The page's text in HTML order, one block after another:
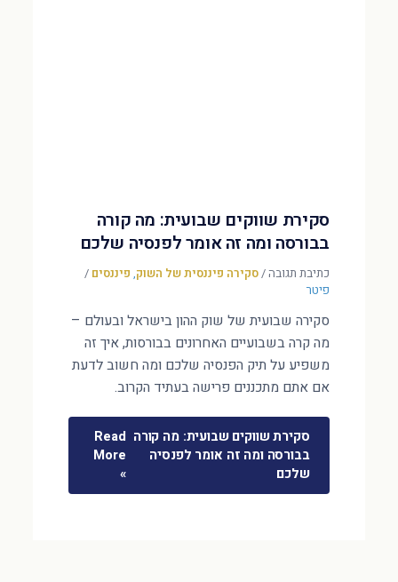
סקירת שווקים שבועית: מה קורה
בבורסה ומה זה אומר לפנסיה שלכם
כתיבת תגובה/סקירה פיננסית של השוק, פיננסים /
פיטר
סקירה שבועית של שוק ההון בישראל ובעולם –
מה קרה בשבועיים האחרונים בבורסות, איך זה
משפיע על תיק הפנסיה שלכם ומה חשוב לדעת
אם אתם מתכננים פרישה בעתיד הקרוב.
סקירת שווקים שבועית: מה קורה
בבורסה ומה זה אומר לפנסיה
שלכם
Read
More
»